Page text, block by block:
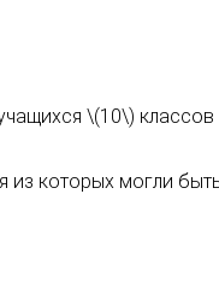
\(10\)
которых могли